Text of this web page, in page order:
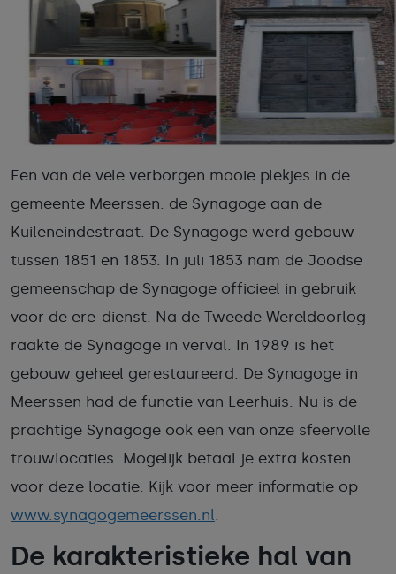
Een van de vele verborgen mooie plekjes in de
gemeente Meerssen: de Synagoge aan de
Kuileneindestraat. De Synagoge werd gebouw
tussen 1851 en 1853. In juli 1853 nam de Joodse
gemeenschap de Synagoge officieel in gebruik
voor de ere-dienst. Na de Tweede Wereldoorlog
raakte de Synagoge in verval. In 1989 is het
gebouw geheel gerestaureerd. De Synagoge in
Meerssen had de functie van Leerhuis. Nu is de
prachtige Synagoge ook een van onze sfeervolle
trouwlocaties. Mogelijk betaal je extra kosten
voor deze locatie. Kijk voor meer informatie op
www.synagogemeerssen.nl.
De karakteristieke hal van